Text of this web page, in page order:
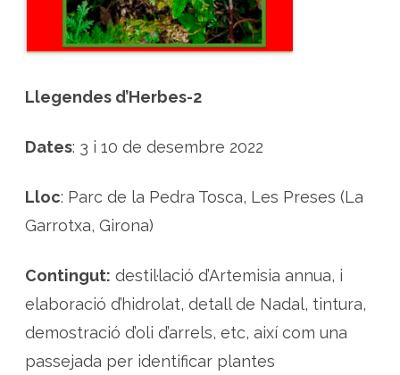
c
i
ó
i
p
d
u
e
s
b
A
t
s
a
n
n
u
a
Llegendes d’Herbes-2
Dates: 3 i 10 de desembre 2022
Lloc: Parc de la Pedra Tosca, Les Preses (La
Garrotxa, Girona)
Contingut: destil·lació d’Artemisia annua, i
elaboració d’hidrolat, detall de Nadal, tintura,
demostració d’oli d’arrels, etc, així com una
passejada per identificar plantes